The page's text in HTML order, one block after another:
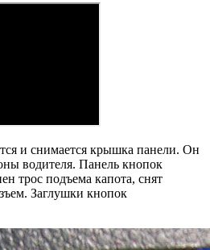
и снимается крышка панели. Он
водителя. Панель кнопок
трос подъема капота, снят
Заглушки кнопок